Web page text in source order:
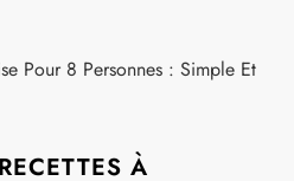
Pour 8 Personnes : Simple Et
À